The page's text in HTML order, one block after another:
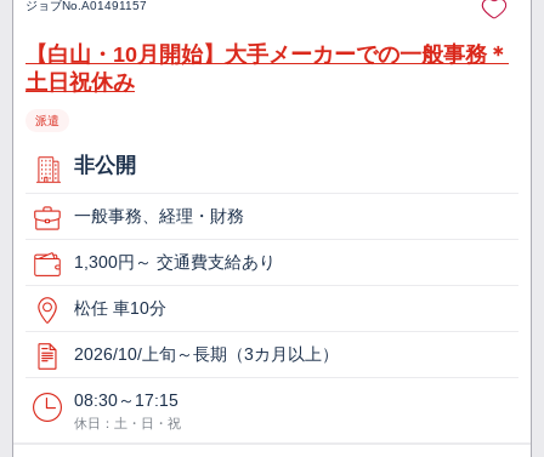
ジョブNo. A01491157
【白山・10月開始】大手メーカーでの一般事務＊
土日祝休み
派遣
非公開
一般事務、経理・財務
1,300円～ 交通費支給あり
松任 車10分
2026/10/上旬～長期（3カ月以上）
08:30～17:15
休日：土・日・祝